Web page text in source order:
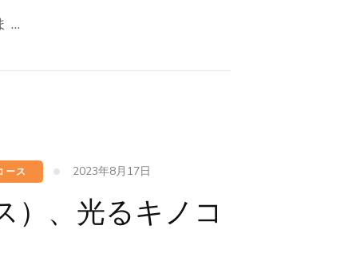
…
ース 2023年8月17日
）、光るキノコ